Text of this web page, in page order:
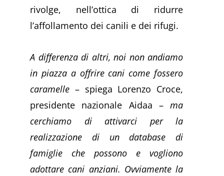
rivolge, nell’ottica di ridurre
l’affollamento dei canili e dei rifugi.
A differenza di altri, noi non andiamo
in piazza a offrire cani come fossero
caramelle – spiega Lorenzo Croce,
presidente nazionale Aidaa – ma
cerchiamo di attivarci per la
realizzazione di un database di
famiglie che possono e vogliono
adottare cani anziani. Ovviamente la